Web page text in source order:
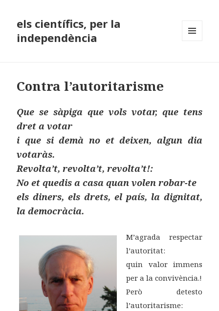
els científics, per la
independència
Contra l’autoritarisme
Que se sàpiga que vols votar, que tens
dret a votar
i que si demà no et deixen, algun dia
votaràs.
Revolta’t, revolta’t, revolta’t!:
No et quedis a casa quan volen robar-te
els diners, els drets, el país, la dignitat,
la democràcia.
M’agrada respectar
l’autoritat:
quin valor immens
per a la convivència.!
Però detesto
l’autoritarisme: